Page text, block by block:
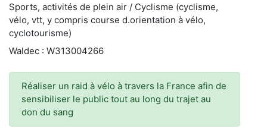
Sports, activités de plein air / Cyclisme (cyclisme,
vélo, vtt, y compris course d.orientation à vélo,
cyclotourisme)
Waldec : W313004266
Réaliser un raid à vélo à travers la France afin de
sensibiliser le public tout au long du trajet au
don du sang